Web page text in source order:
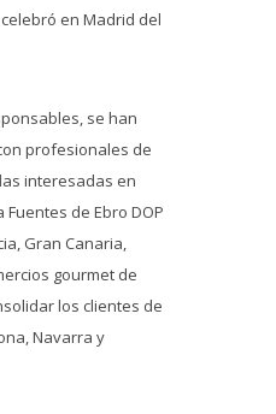
en Madrid del
se han
profesionales de
interesadas en
de Ebro DOP
Gran Canaria,
gourmet de
los clientes de
Navarra y